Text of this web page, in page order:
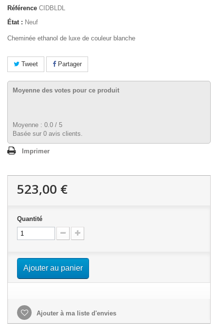
Référence CIDBLDL
État : Neuf
Cheminée ethanol de luxe de couleur blanche
Tweet Partager
Moyenne des votes pour ce produit
Moyenne : 0.0 / 5
Basée sur 0 avis clients.
Imprimer
523,00 €
Quantité
Ajouter au panier
Ajouter à ma liste d'envies